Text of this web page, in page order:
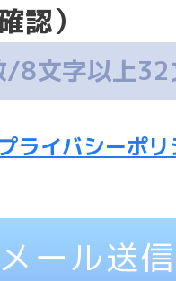
認）
ライバシーポリ
メール送信